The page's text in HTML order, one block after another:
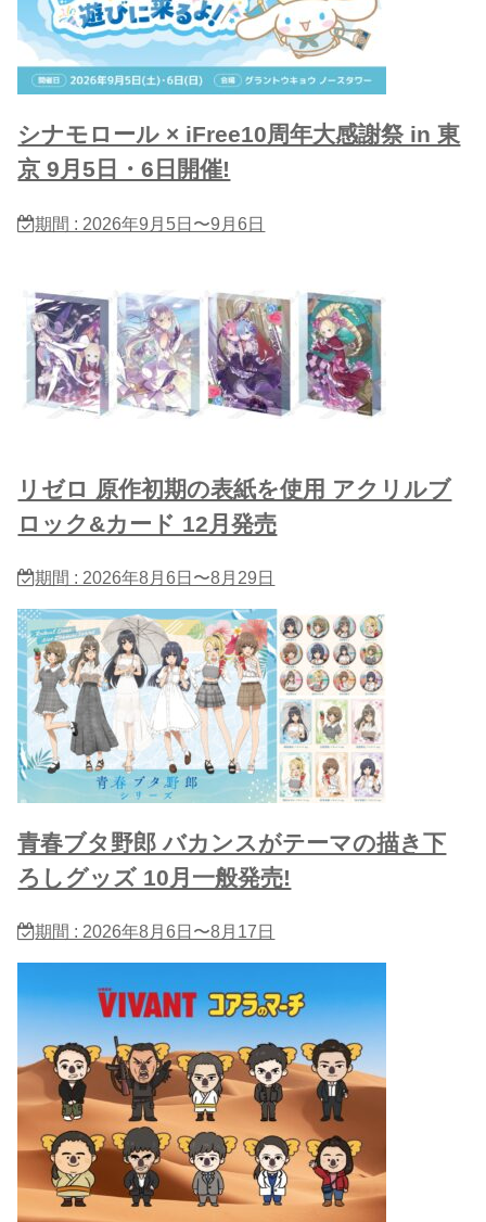
シナモロール × iFree10周年大感謝祭 in 東
京 9月5日・6日開催!
期間 : 2026年9月5日〜9月6日
リゼロ 原作初期の表紙を使用 アクリルブ
ロック&カード 12月発売
期間 : 2026年8月6日〜8月29日
青春ブタ野郎 バカンスがテーマの描き下
ろしグッズ 10月一般発売!
期間 : 2026年8月6日〜8月17日